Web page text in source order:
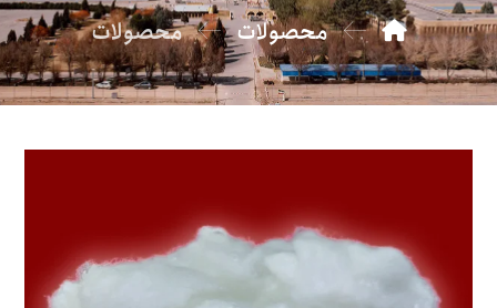
محصولات محصولات